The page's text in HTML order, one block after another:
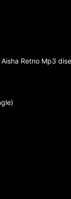
Retno Mp3